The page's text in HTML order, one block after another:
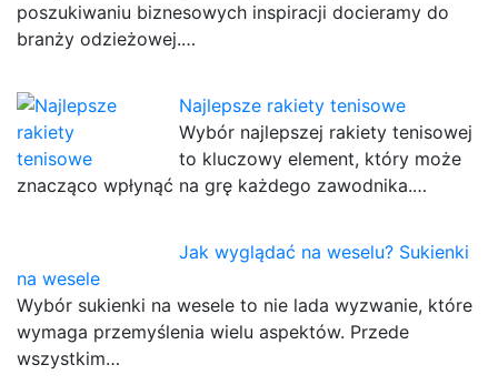
poszukiwaniu biznesowych inspiracji docieramy do
branży odzieżowej.…
Najlepsze rakiety tenisowe
Wybór najlepszej rakiety tenisowej
to kluczowy element, który może
znacząco wpłynąć na grę każdego zawodnika.…
Jak wyglądać na weselu? Sukienki
na wesele
Wybór sukienki na wesele to nie lada wyzwanie, które
wymaga przemyślenia wielu aspektów. Przede
wszystkim…